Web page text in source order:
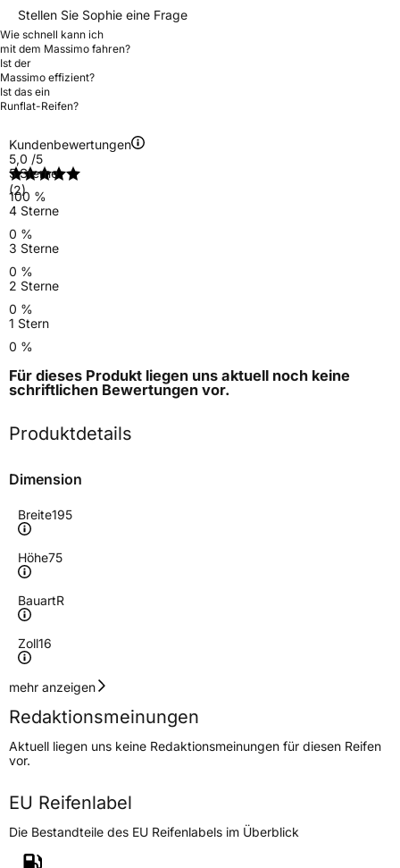
Stellen Sie Sophie eine Frage
Wie schnell kann ich
mit dem Massimo fahren?
Ist der
Massimo effizient?
Ist das ein
Runflat-Reifen?
Kundenbewertungen
5,0 /5
(2)
5 Sterne
100 %
4 Sterne
0 %
3 Sterne
0 %
2 Sterne
0 %
1 Stern
0 %
Für dieses Produkt liegen uns aktuell noch keine
schriftlichen Bewertungen vor.
Produktdetails
Dimension
Breite195
Höhe75
BauartR
Zoll16
Geschwindigkeitsindex
Höchstgeschwindigkeit
190 km/h
Lastindex107/105
Höchstlast975/925 kg
Generelle Merkmale
mehr anzeigen
Redaktionsmeinungen
Aktuell liegen uns keine Redaktionsmeinungen für diesen Reifen
vor.
EU Reifenlabel
Die Bestandteile des EU Reifenlabels im Überblick